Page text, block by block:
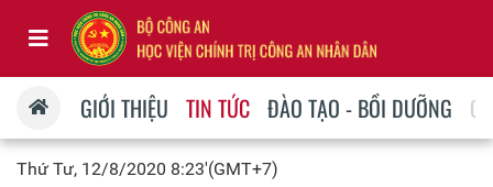
GIỚI THIỆU TIN TỨC ĐÀO TẠO - BỒI DƯỠNG
Thứ Tư, 12/8/2020 8:23'(GMT+7)